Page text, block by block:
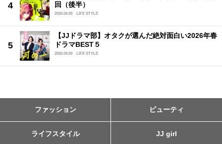
回（後半）
2026.04.09 LIFE STYLE
【JJドラマ部】オタクが選んだ絶対面白い2026年春
ドラマBEST５
2026.04.09 LIFE STYLE
ファッション ビューティ
ライフスタイル JJ girl